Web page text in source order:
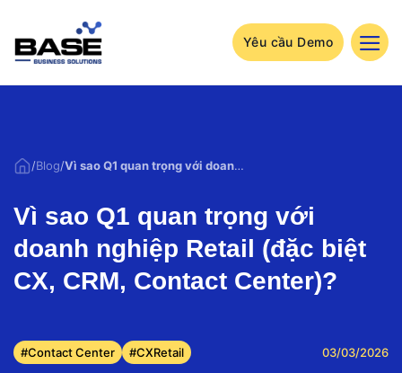
nội
dung
Yêu cầu Demo
/Blog/ Vì sao Q1 quan trọng với doanh nghiệp Retail (đặc biệt CX, CRM, Contact Center)?
Vì sao Q1 quan trọng với
doanh nghiệp Retail (đặc biệt
CX, CRM, Contact Center)?
#Contact Center #CXRetail 03/03/2026